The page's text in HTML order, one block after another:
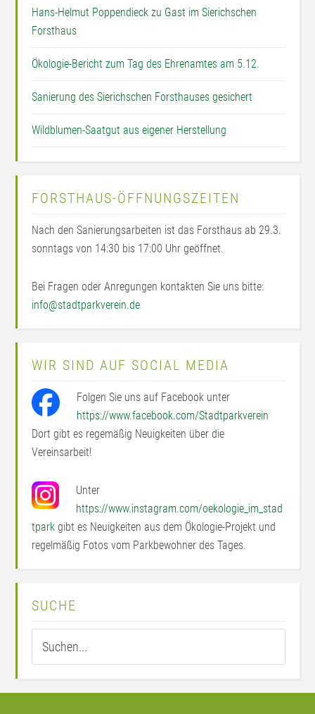
Hans-Helmut Poppendieck zu Gast im Sierichschen
Forsthaus
Ökologie-Bericht zum Tag des Ehrenamtes am 5.12.
Sanierung des Sierichschen Forsthauses gesichert
Wildblumen-Saatgut aus eigener Herstellung
FORSTHAUS-ÖFFNUNGSZEITEN
Nach den Sanierungsarbeiten ist das Forsthaus ab 29.3.
sonntags von 14:30 bis 17:00 Uhr geöffnet.
Bei Fragen oder Anregungen kontakten Sie uns bitte:
info@stadtparkverein.de
WIR SIND AUF SOCIAL MEDIA
Folgen Sie uns auf Facebook unter
https://www.facebook.com/Stadtparkverein
Dort gibt es regemäßig Neuigkeiten über die
Vereinsarbeit!
Unter
https://www.instagram.com/oekologie_im_stad
tpark gibt es Neuigkeiten aus dem Ökologie-Projekt und
regelmäßig Fotos vom Parkbewohner des Tages.
SUCHE